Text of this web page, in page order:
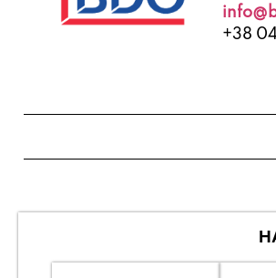
+38